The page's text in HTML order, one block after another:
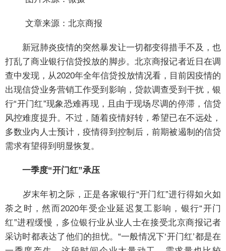
文章来源：北京商报
新冠肺炎疫情的突然暴发让一切都变得措手不及，也
打乱了商业银行信贷投放的脚步。北京商报记者近日在调
查中发现，从2020年全年信贷投放情况看，目前因疫情的
出现信贷业务营销工作受到影响，贷款调查受到干扰，银
行“开门红”现象恐难再现，且由于现场尽调的停滞，信贷
风控难度提升。不过，随着疫情好转，希望已在不远处，
多数业内人士预计，疫情得到控制后，前期被遏制的信贷
需求有望得到明显恢复。
一季度“开门红”承压
岁末年初之际，正是各家银行“开门红”进行得如火如
荼之时，然而2020年受企业延迟复工影响，银行“开门
红”进程缓慢，多位银行业从业人士在接受北京商报记者
采访时都表达了他们的担忧。“一般情况下‘开门红’都是在